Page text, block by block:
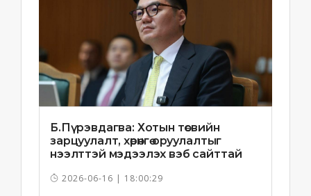
Б.Пүрэвдагва: Хотын төсвийн
зарцуулалт, хөрөнгө оруулалтыг
нээлттэй мэдээлэх вэб сайттай
2026-06-16 | 18:00:29